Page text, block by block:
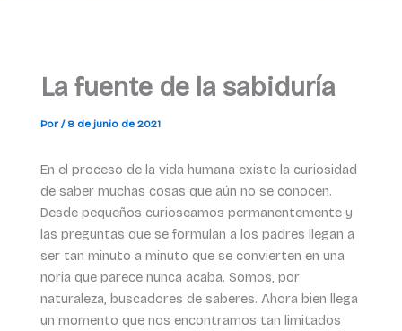
La fuente de la sabiduría
Por / 8 de junio de 2021
En el proceso de la vida humana existe la curiosidad
de saber muchas cosas que aún no se conocen.
Desde pequeños curioseamos permanentemente y
las preguntas que se formulan a los padres llegan a
ser tan minuto a minuto que se convierten en una
noria que parece nunca acaba. Somos, por
naturaleza, buscadores de saberes. Ahora bien llega
un momento que nos encontramos tan limitados